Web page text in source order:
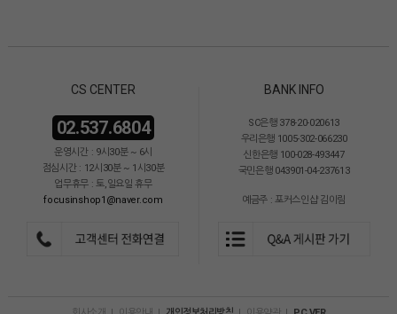
CS CENTER
02.537.6804
운영시간 : 9시30분 ~ 6시
점심시간 : 12시30분 ~ 1시30분
업무휴무 : 토,일요일 휴무
focusinshop1@naver.com
BANK INFO
SC은행 378-20-020613
우리은행 1005-302-066230
신한은행 100-028-493447
국민은행 043901-04-237613
예금주 : 포커스인샵 김이림